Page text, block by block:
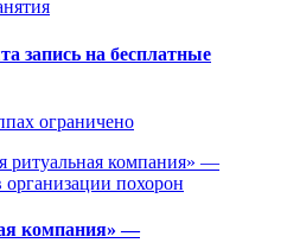
запись на бесплатные
ограничено
компания» —